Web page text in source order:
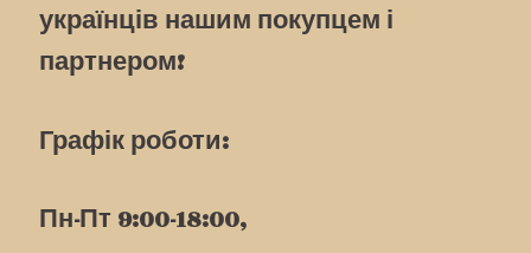
українців нашим покупцем і
партнером!
Графік роботи:
Пн-Пт 9:00-18:00,